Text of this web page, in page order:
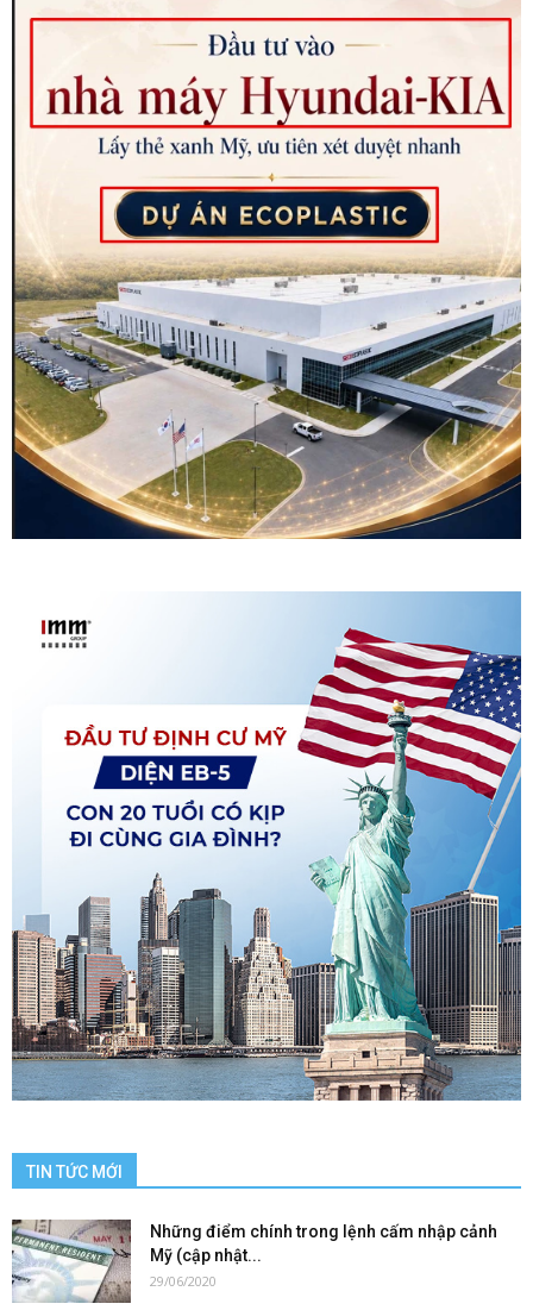
TIN TỨC MỚI
Những điểm chính trong lệnh cấm nhập cảnh
Mỹ (cập nhật...
29/06/2020